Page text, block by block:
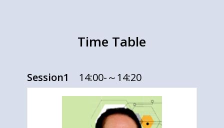
Time Table
Session1 14:00-～14:20